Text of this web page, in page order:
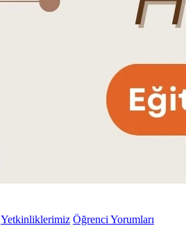
Yetkinliklerimiz Öğrenci Yorumları